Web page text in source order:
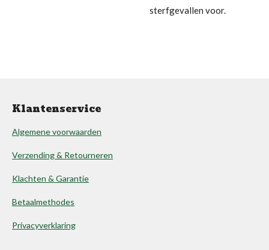
sterfgevallen voor.
Klantenservice
Algemene voorwaarden
Verzending & Retourneren
Klachten & Garantie
Betaalmethodes
Privacyverklaring